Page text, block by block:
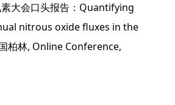
大会口头报告：Quantifying
nitrous oxide fluxes in the
柏林, Online Conference,